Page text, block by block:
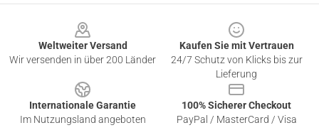
Weltweiter Versand
Wir versenden in über 200 Länder
Kaufen Sie mit Vertrauen
24/7 Schutz von Klicks bis zur
Lieferung
Internationale Garantie
Im Nutzungsland angeboten
100% Sicherer Checkout
PayPal / MasterCard / Visa